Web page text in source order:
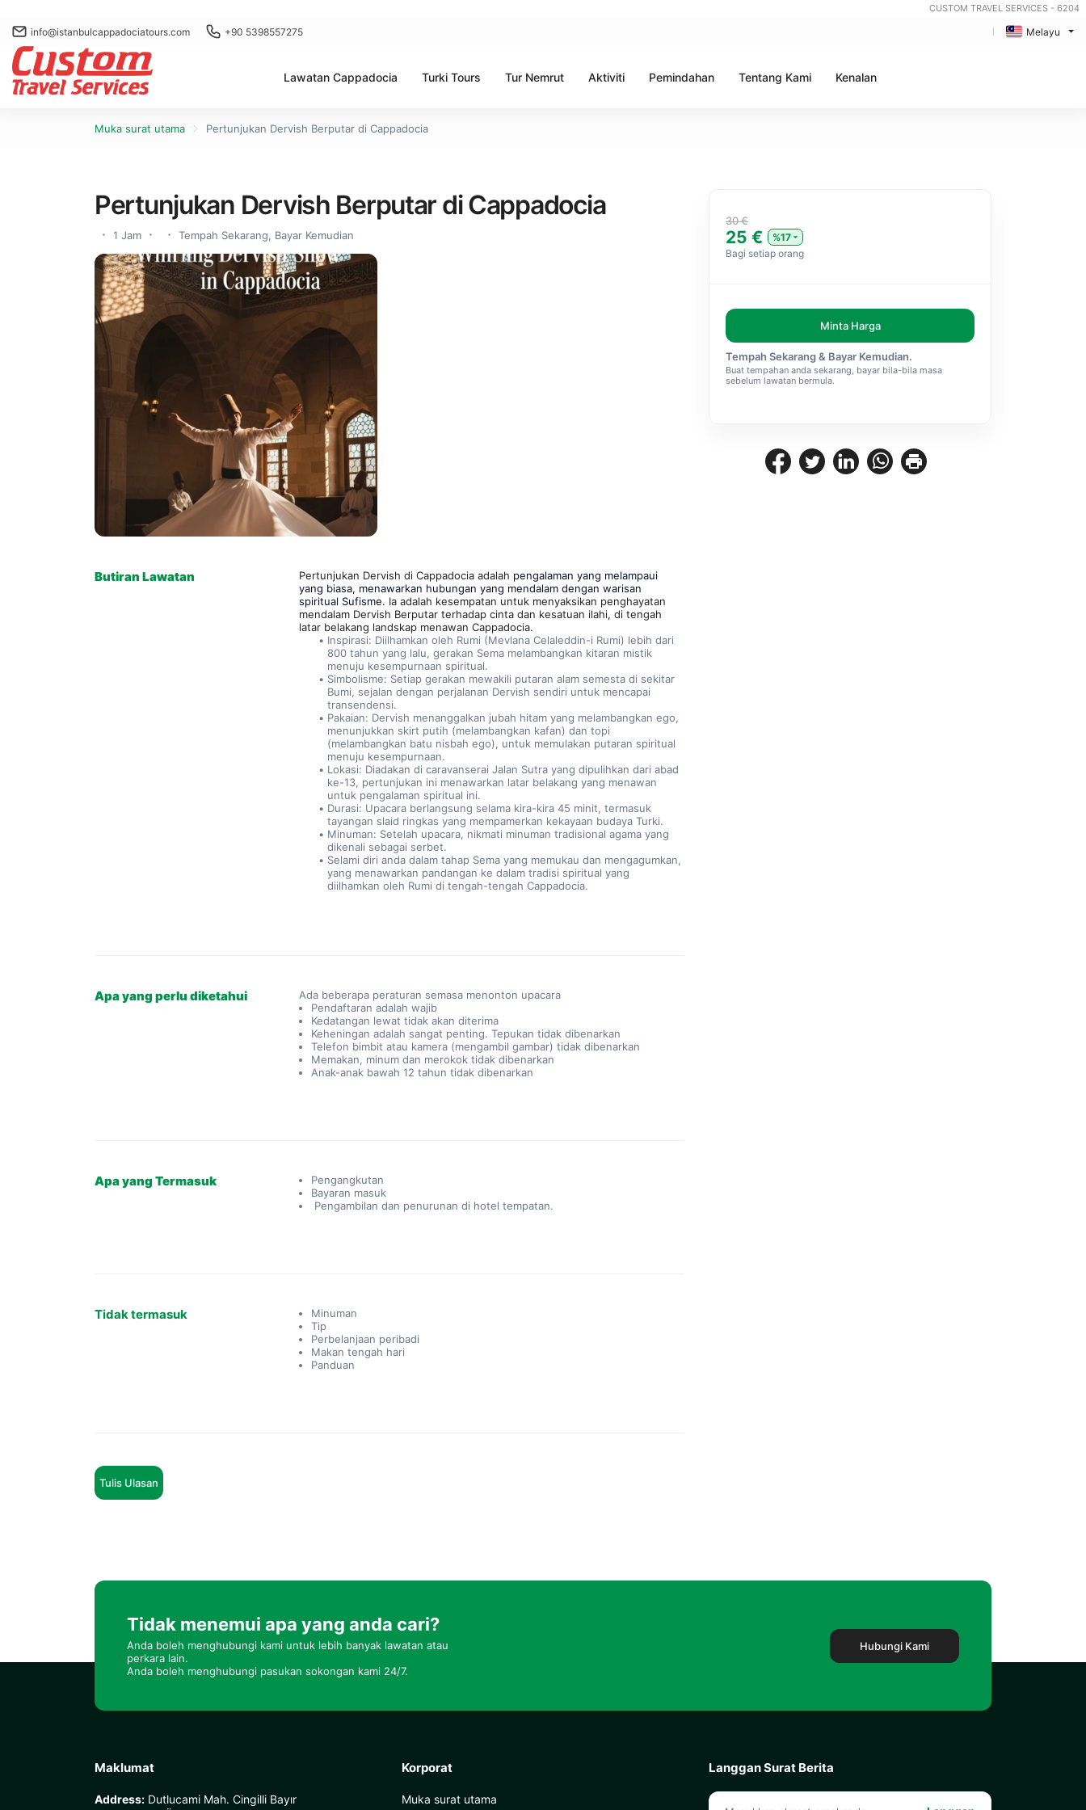
CUSTOM TRAVEL SERVICES - 6204
info@istanbulcappadociatours.com +90 5398557275 Melayu
Lawatan Cappadocia Turki Tours Tur Nemrut Aktiviti Pemindahan Tentang Kami Kenalan
Muka surat utama Pertunjukan Dervish Berputar di Cappadocia
Pertunjukan Dervish Berputar di Cappadocia
1 Jam Tempah Sekarang, Bayar Kemudian
Butiran Lawatan Pertunjukan Dervish di Cappadocia adalah pengalaman yang melampaui
yang biasa, menawarkan hubungan yang mendalam dengan warisan
spiritual Sufisme. Ia adalah kesempatan untuk menyaksikan penghayatan
mendalam Dervish Berputar terhadap cinta dan kesatuan ilahi, di tengah
latar belakang landskap menawan Cappadocia.
Inspirasi: Diilhamkan oleh Rumi (Mevlana Celaleddin-i Rumi) lebih dari
800 tahun yang lalu, gerakan Sema melambangkan kitaran mistik
menuju kesempurnaan spiritual.
Simbolisme: Setiap gerakan mewakili putaran alam semesta di sekitar
Bumi, sejalan dengan perjalanan Dervish sendiri untuk mencapai
transendensi.
Pakaian: Dervish menanggalkan jubah hitam yang melambangkan ego,
menunjukkan skirt putih (melambangkan kafan) dan topi
(melambangkan batu nisbah ego), untuk memulakan putaran spiritual
menuju kesempurnaan.
Lokasi: Diadakan di caravanserai Jalan Sutra yang dipulihkan dari abad
ke-13, pertunjukan ini menawarkan latar belakang yang menawan
untuk pengalaman spiritual ini.
Durasi: Upacara berlangsung selama kira-kira 45 minit, termasuk
tayangan slaid ringkas yang mempamerkan kekayaan budaya Turki.
Minuman: Setelah upacara, nikmati minuman tradisional agama yang
dikenali sebagai serbet.
Selami diri anda dalam tahap Sema yang memukau dan mengagumkan,
yang menawarkan pandangan ke dalam tradisi spiritual yang
diilhamkan oleh Rumi di tengah-tengah Cappadocia.
Apa yang perlu diketahui
Ada beberapa peraturan semasa menonton upacara
Pendaftaran adalah wajib
Kedatangan lewat tidak akan diterima
Keheningan adalah sangat penting. Tepukan tidak dibenarkan
Telefon bimbit atau kamera (mengambil gambar) tidak dibenarkan
Memakan, minum dan merokok tidak dibenarkan
Anak-anak bawah 12 tahun tidak dibenarkan
Apa yang Termasuk
Pengangkutan
Bayaran masuk
Pengambilan dan penurunan di hotel tempatan.
Tidak termasuk
Minuman
Tip
Perbelanjaan peribadi
Makan tengah hari
Panduan
Tulis Ulasan
30 €
25 €
%17
Bagi setiap orang
Minta Harga
Tempah Sekarang & Bayar Kemudian.
Buat tempahan anda sekarang, bayar bila-bila masa
sebelum lawatan bermula.
Tidak menemui apa yang anda cari?
Anda boleh menghubungi kami untuk lebih banyak lawatan atau
perkara lain.
Anda boleh menghubungi pasukan sokongan kami 24/7.
Hubungi Kami
Maklumat
Address: Dutlucami Mah. Cingilli Bayır
Korporat
Muka surat utama
Langgan Surat Berita